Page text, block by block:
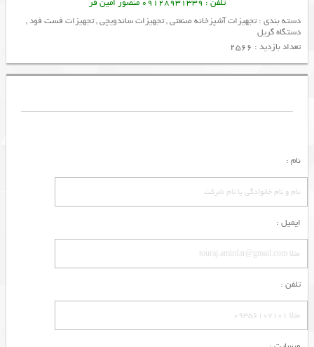
تلفن : 09128931339 منصور امین فر
دسته بندی :تجهیزات آشپزخانه صنعتی,تجهیزات ساندویچی,تجهیزات فست فود,
دستگاه گریل
تعداد بازدید : 2566
نام :
ایمیل :
تلفن :